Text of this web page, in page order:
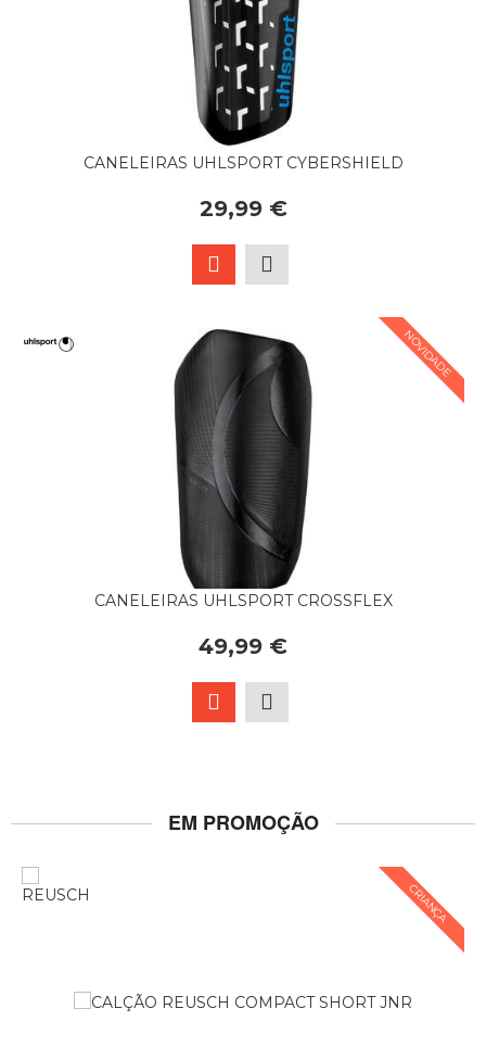
CANELEIRAS UHLSPORT CYBERSHIELD
29,99 €
NOVIDADE
CANELEIRAS UHLSPORT CROSSFLEX
49,99 €
EM PROMOÇÃO
CRIANÇA